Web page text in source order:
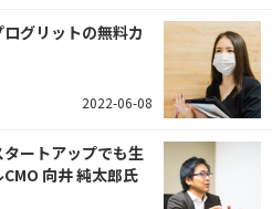
ログリットの無料カ
2022-06-08
タートアップでも生
向井 純太郎氏